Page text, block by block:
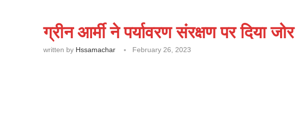
ग्रीन आर्मी ने पर्यावरण संरक्षण पर दिया जोर
written by Hssamachar February 26, 2023